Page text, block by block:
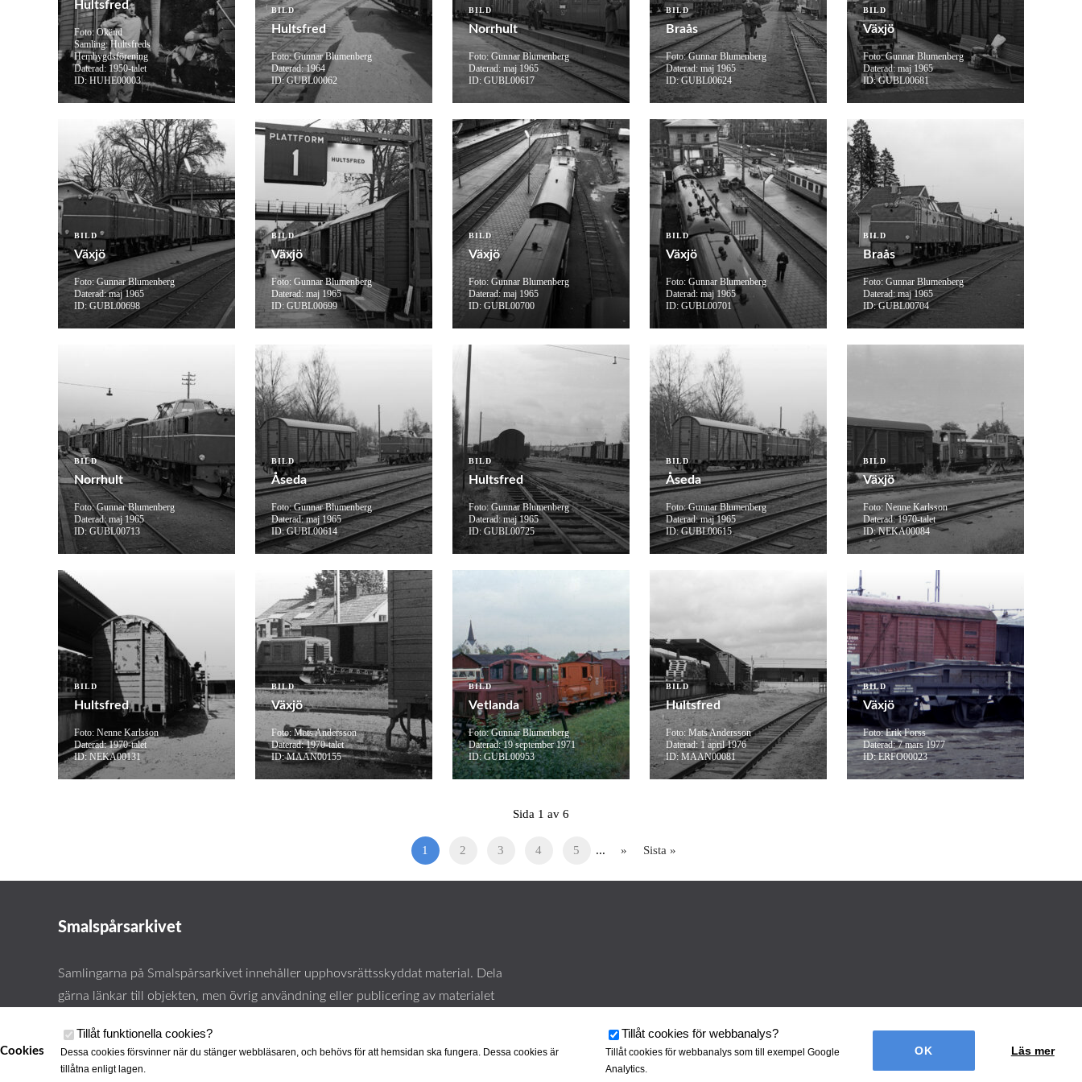
Hultsfred
Foto: Okänd
Samling: Hultsfreds
Hembygdsförening
Daterad: 1950-talet
ID: HUHE00003
BILD
Hultsfred
Foto: Gunnar Blumenberg
Daterad: 1964
ID: GUBL00062
BILD
Norrhult
Foto: Gunnar Blumenberg
Daterad: maj 1965
ID: GUBL00617
BILD
Braås
Foto: Gunnar Blumenberg
Daterad: maj 1965
ID: GUBL00624
BILD
Växjö
Foto: Gunnar Blumenberg
Daterad: maj 1965
ID: GUBL00681
BILD
Växjö
Foto: Gunnar Blumenberg
Daterad: maj 1965
ID: GUBL00698
BILD
Växjö
Foto: Gunnar Blumenberg
Daterad: maj 1965
ID: GUBL00699
BILD
Växjö
Foto: Gunnar Blumenberg
Daterad: maj 1965
ID: GUBL00700
BILD
Växjö
Foto: Gunnar Blumenberg
Daterad: maj 1965
ID: GUBL00701
BILD
Braås
Foto: Gunnar Blumenberg
Daterad: maj 1965
ID: GUBL00704
BILD
Norrhult
Foto: Gunnar Blumenberg
Daterad: maj 1965
ID: GUBL00713
BILD
Åseda
Foto: Gunnar Blumenberg
Daterad: maj 1965
ID: GUBL00614
BILD
Hultsfred
Foto: Gunnar Blumenberg
Daterad: maj 1965
ID: GUBL00725
BILD
Åseda
Foto: Gunnar Blumenberg
Daterad: maj 1965
ID: GUBL00615
BILD
Växjö
Foto: Nenne Karlsson
Daterad: 1970-talet
ID: NEKA00084
BILD
Hultsfred
Foto: Nenne Karlsson
Daterad: 1970-talet
ID: NEKA00131
BILD
Växjö
Foto: Mats Andersson
Daterad: 1970-talet
ID: MAAN00155
BILD
Vetlanda
Foto: Gunnar Blumenberg
Daterad: 19 september 1971
ID: GUBL00953
BILD
Hultsfred
Foto: Mats Andersson
Daterad: 1 april 1976
ID: MAAN00081
BILD
Växjö
Foto: Erik Forss
Daterad: 7 mars 1977
ID: ERFO00023
Sida 1 av 6
1 2 3 4 5 ... » Sista »
Smalspårsarkivet
Samlingarna på Smalspårsarkivet innehåller upphovsrättsskyddat material. Dela
gärna länkar till objekten, men övrig användning eller publicering av materialet
Cookies
Tillåt funktionella cookies?
Dessa cookies försvinner när du stänger webbläsaren, och behövs för att hemsidan ska fungera. Dessa cookies är
tillåtna enligt lagen.
Tillåt cookies för webbanalys?
Tillåt cookies för webbanalys som till exempel Google
Analytics.
Läs mer